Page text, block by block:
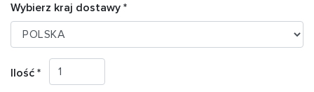
Wybierz kraj dostawy *
Ilość *